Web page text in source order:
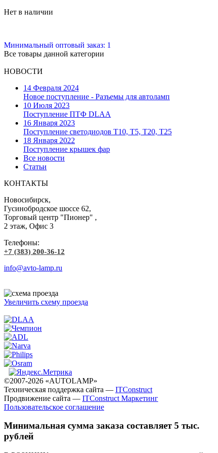
Нет в наличии
Минимальный оптовый заказ: 1
Все товары данной категории
НОВОСТИ
14 Февраля 2024
Новое поступление - Разъемы для автоламп
10 Июля 2023
Поступление ПТФ DLAA
16 Января 2023
Поступление светодиодов T10, T5, T20, T25
18 Января 2022
Поступление крышек фар
Все новости
Статьи
КОНТАКТЫ
Новосибирск,
Гусинобродское шоссе 62,
Торговый центр "Пионер" ,
2 этаж, Офис 3
Телефоны:
+7 (383) 200-36-12
info@avto-lamp.ru
Увеличить схему проезда
©2007-2026 «AUTOLAMP»
Техническая поддержка сайта — ITConstruct
Продвижение сайта — ITConstruct Маркетинг
Пользовательское соглашение
Минимальная сумма заказа составляет 5 тыс.
рублей